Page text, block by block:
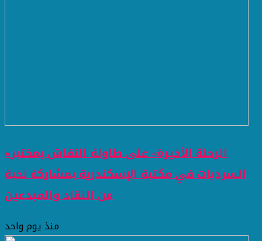
«الرحلة الأخيرة» على طاولة النقاش بمختبر
السرديات في مكتبة الإسكندرية بمشاركة نخبة
من النقاد والمبدعين
منذ يوم واحد